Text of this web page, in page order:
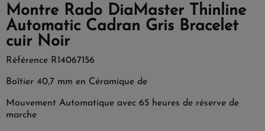
Montre Rado DiaMaster Thinline
Automatic Cadran Gris Bracelet
cuir Noir
Référence R14067156
Boîtier 40,7 mm en Céramique de
Mouvement Automatique avec 65 heures de réserve de
marche